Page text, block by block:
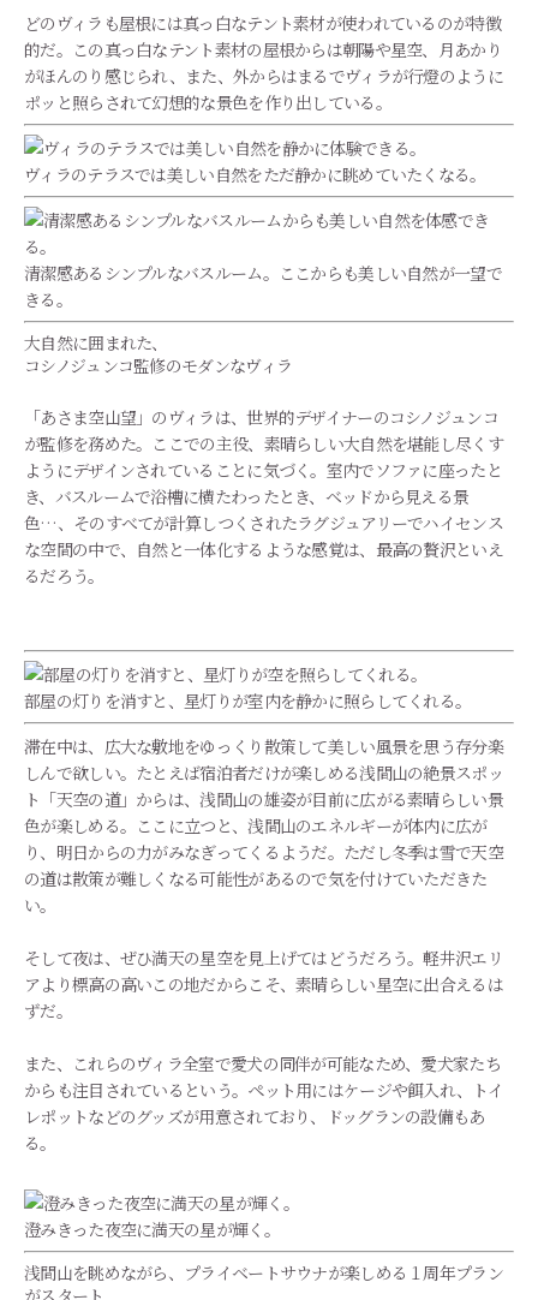
どのヴィラも屋根には真っ白なテント素材が使われているのが特徴
的だ。この真っ白なテント素材の屋根からは朝陽や星空、月あかり
がほんのり感じられ、また、外からはまるでヴィラが行燈のように
ポッと照らされて幻想的な景色を作り出している。
ヴィラのテラスでは美しい自然をただ静かに眺めていたくなる。
清潔感あるシンプルなバスルーム。ここからも美しい自然が一望で
きる。
大自然に囲まれた、
コシノジュンコ監修のモダンなヴィラ
「あさま空山望」のヴィラは、世界的デザイナーのコシノジュンコ
が監修を務めた。ここでの主役、素晴らしい大自然を堪能し尽くす
ようにデザインされていることに気づく。室内でソファに座ったと
き、バスルームで浴槽に横たわったとき、ベッドから見える景
色…、そのすべてが計算しつくされたラグジュアリーでハイセンス
な空間の中で、自然と一体化するような感覚は、最高の贅沢といえ
るだろう。
部屋の灯りを消すと、星灯りが室内を静かに照らしてくれる。
滞在中は、広大な敷地をゆっくり散策して美しい風景を思う存分楽
しんで欲しい。たとえば宿泊者だけが楽しめる浅間山の絶景スポッ
ト「天空の道」からは、浅間山の雄姿が目前に広がる素晴らしい景
色が楽しめる。ここに立つと、浅間山のエネルギーが体内に広が
り、明日からの力がみなぎってくるようだ。ただし冬季は雪で天空
の道は散策が難しくなる可能性があるので気を付けていただきた
い。
そして夜は、ぜひ満天の星空を見上げてはどうだろう。軽井沢エリ
アより標高の高いこの地だからこそ、素晴らしい星空に出合えるは
ずだ。
また、これらのヴィラ全室で愛犬の同伴が可能なため、愛犬家たち
からも注目されているという。ペット用にはケージや餌入れ、トイ
レポットなどのグッズが用意されており、ドッグランの設備もあ
る。
澄みきった夜空に満天の星が輝く。
浅間山を眺めながら、プライベートサウナが楽しめる１周年プラン
がスタート